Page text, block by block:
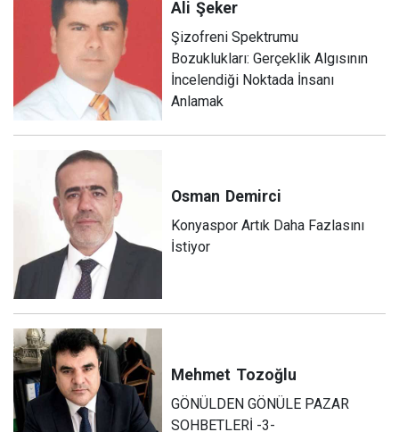
Ali Şeker
Şizofreni Spektrumu
Bozuklukları: Gerçeklik Algısının
İncelendiği Noktada İnsanı
Anlamak
Osman Demirci
Konyaspor Artık Daha Fazlasını
İstiyor
Mehmet Tozoğlu
GÖNÜLDEN GÖNÜLE PAZAR
SOHBETLERİ -3-